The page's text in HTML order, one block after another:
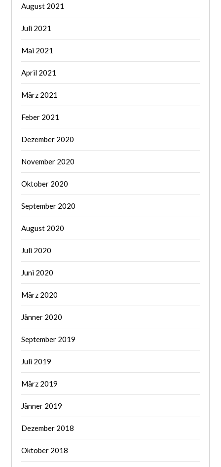
August 2021
Juli 2021
Mai 2021
April 2021
März 2021
Feber 2021
Dezember 2020
November 2020
Oktober 2020
September 2020
August 2020
Juli 2020
Juni 2020
März 2020
Jänner 2020
September 2019
Juli 2019
März 2019
Jänner 2019
Dezember 2018
Oktober 2018